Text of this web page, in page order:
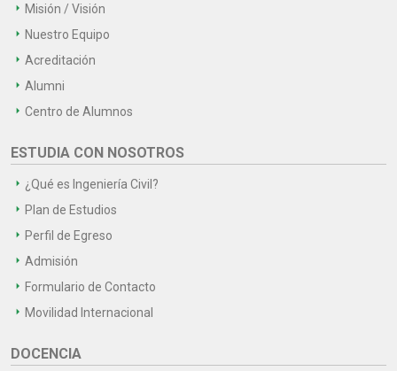
Misión / Visión
Nuestro Equipo
Acreditación
Alumni
Centro de Alumnos
ESTUDIA CON NOSOTROS
¿Qué es Ingeniería Civil?
Plan de Estudios
Perfil de Egreso
Admisión
Formulario de Contacto
Movilidad Internacional
DOCENCIA